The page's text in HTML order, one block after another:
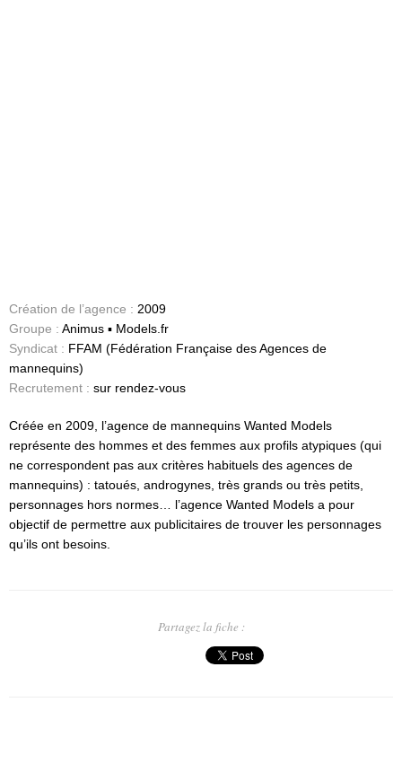
Création de l’agence : 2009
Groupe : Animus ▪ Models.fr
Syndicat : FFAM (Fédération Française des Agences de
mannequins)
Recrutement : sur rendez-vous
Créée en 2009, l’agence de mannequins Wanted Models
représente des hommes et des femmes aux profils atypiques (qui
ne correspondent pas aux critères habituels des agences de
mannequins) : tatoués, androgynes, très grands ou très petits,
personnages hors normes… l’agence Wanted Models a pour
objectif de permettre aux publicitaires de trouver les personnages
qu’ils ont besoins.
Partagez la fiche :